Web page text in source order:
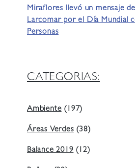
Miraflores llevó un mensaje
Larcomar por el Día Mundial
Personas
CATEGORIAS:
Ambiente(197)
Áreas Verdes(38)
Balance 2019(12)